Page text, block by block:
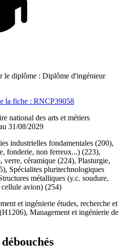
le diplôme : Diplôme d'ingénieur
la fiche : RNCP39058
national des arts et métiers
31/08/2029
industrielles fondamentales (200),
fonderie, non ferreux...) (223),
verre, céramique (224), Plasturgie,
Spécialites pluritechnologiques
métalliques (y.c. soudure,
cellule avion) (254)
et ingénierie études, recherche et
Management et ingénierie de